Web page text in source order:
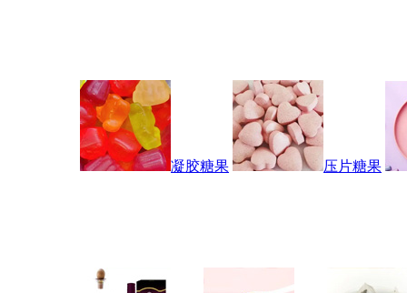
凝胶糖果 压片糖果